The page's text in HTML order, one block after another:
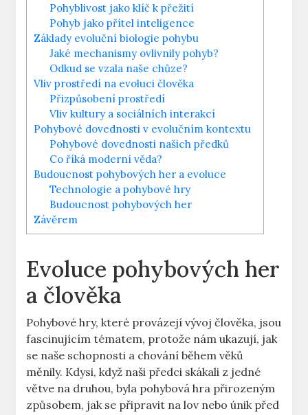
Pohyblivost jako klíč k přežití
Pohyb jako přítel inteligence
Základy evoluční biologie pohybu
Jaké mechanismy ovlivnily pohyb?
Odkud se vzala naše chůze?
Vliv prostředí na evoluci člověka
Přizpůsobení prostředí
Vliv kultury a sociálních interakcí
Pohybové dovednosti v evolučním kontextu
Pohybové dovednosti našich předků
Co říká moderní věda?
Budoucnost pohybových her a evoluce
Technologie a pohybové hry
Budoucnost pohybových her
Závěrem
Evoluce pohybových her
a člověka
Pohybové hry, které provázejí vývoj člověka, jsou
fascinujícím tématem, protože nám ukazují, jak
se naše schopnosti a chování během věků
měnily. Kdysi, když naši předci skákali z jedné
větve na druhou, byla pohybová hra přirozeným
způsobem, jak se připravit na lov nebo únik před